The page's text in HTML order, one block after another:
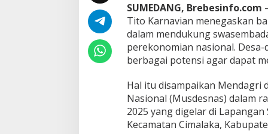
d
a
P
a
n
g
n
d
a
n
E
SUMEDANG, Brebesinfo.com
Tito Karnavian menegaskan
dalam mendukung
perekonomian nasional.
berbagai potensi agar dapat
Hal itu disampaikan Mendagri
Nasional (Musdesnas) dalam
2025 yang digelar di
Kecamatan Cimalaka,